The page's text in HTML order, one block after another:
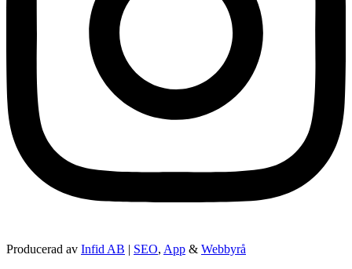
Producerad av Infid AB | SEO, App & Webbyrå